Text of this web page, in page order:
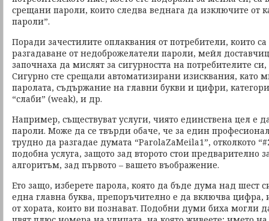
срещани пароли, които следва веднага да изключите от
пароли”.
Поради зачестилите оплаквания от потребители, които
разгадаване от недоброжелатели пароли, мейл
започнаха да мислят за сигурността на потребителите
Сигурно сте срещали автоматизирани изисквания,
паролата, съдържание на главни букви и цифри,
“слаби” (weak), и др.
Например, съществуват услуги, чиято единствена цел е
пароли. Може да се твърди обаче, че за един
трудно да разгадае думата “ParolaZaMeila1”, отколкото
подобна услуга, защото зад второто стои предварително
алгоритъм, зад първото – вашето въображение.
Ето защо, изберете парола, която да бъде дума над шест
една главна буква, препоръчително е да включва цифра,
от хората, които ви познават. Подобни думи биха могли